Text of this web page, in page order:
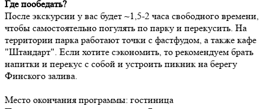
Где пообедать?
После экскурсии у вас будет ~1,5-2 часа свободного времени,
чтобы самостоятельно погулять по парку и перекусить. На
территории парка работают точки с фастфудом, а также кафе
"Штандарт". Если хотите сэкономить, то рекомендуем брать
напитки и перекус с собой и устроить пикник на берегу
Финского залива.
Место окончания программы: гостиница